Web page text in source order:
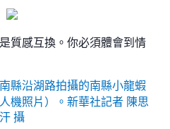
質感互換。你必須體會到情
縣沿湖路拍攝的南縣小龍蝦
機照片）。新華社記者 陳思
汗 攝